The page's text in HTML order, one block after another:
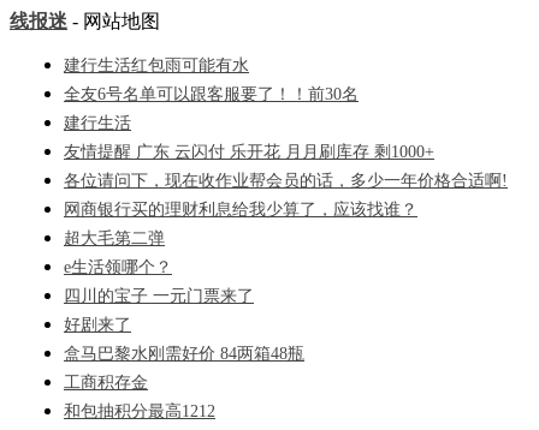
线报迷 - 网站地图
建行生活红包雨可能有水
全友6号名单可以跟客服要了！！前30名
建行生活
友情提醒 广东 云闪付 乐开花 月月刷库存 剩1000+
各位请问下，现在收作业帮会员的话，多少一年价格合适啊!
网商银行买的理财利息给我少算了，应该找谁？
超大毛第二弹
e生活领哪个？
四川的宝子 一元门票来了
好剧来了
盒马巴黎水刚需好价 84两箱48瓶
工商积存金
和包抽积分最高1212